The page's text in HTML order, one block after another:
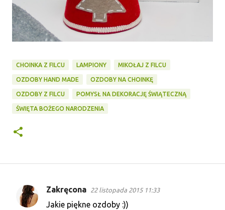
CHOINKA Z FILCU LAMPIONY MIKOŁAJ Z FILCU
OZDOBY HAND MADE OZDOBY NA CHOINKĘ
OZDOBY Z FILCU POMYSŁ NA DEKORACJĘ ŚWIĄTECZNĄ
ŚWIĘTA BOŻEGO NARODZENIA
K
Zakręcona 22 listopada 2015 11:33
Jakie piękne ozdoby :))